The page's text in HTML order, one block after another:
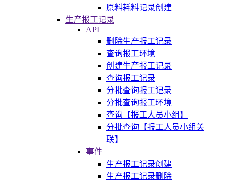
原料耗料记录创建
生产报工记录
API
删除生产报工记录
查询报工环境
创建生产报工记录
查询报工记录
分批查询报工记录
分批查询报工环境
查询【报工人员小组】
分批查询【报工人员小组关
联】
事件
生产报工记录创建
生产报工记录删除